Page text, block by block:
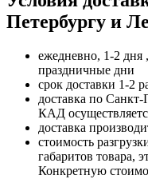
Петербургу и
ежедневно, 1-2 дня
праздничные дни
срок доставки 1-2
доставка по
КАД
доставка
стоимость
габаритов товара,
Конкретную